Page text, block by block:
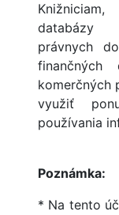
databázy
právnych
finančných
komerčných
využiť
používania
Poznámka:
* Na tento